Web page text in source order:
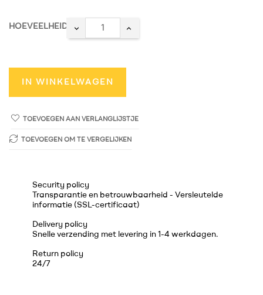
HOEVEELHEID
IN WINKELWAGEN
TOEVOEGEN AAN VERLANGLIJSTJE
TOEVOEGEN OM TE VERGELIJKEN
Security policy
Transparantie en betrouwbaarheid - Versleutelde
informatie (SSL-certificaat)
Delivery policy
Snelle verzending met levering in 1-4 werkdagen.
Return policy
24/7